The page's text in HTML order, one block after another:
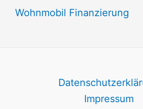
Wohnmobil Finanzierung
Impressum